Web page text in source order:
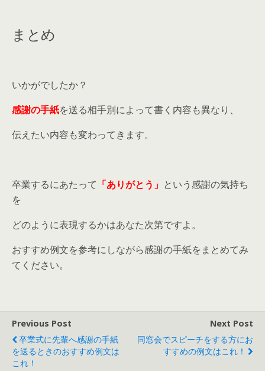
まとめ
いかがでしたか？
感謝の手紙を送る相手別によって書く内容も異なり、
伝えたい内容も変わってきます。
卒業するにあたって 「ありがとう」 という感謝の気持ち
を
どのように表現するかはあなた次第ですよ。
おすすめ例文を参考にしながら感謝の手紙をまとめてみ
てください。
Previous Post
卒業式に先輩へ感謝の手紙
を送るときのおすすめ例文は
これ！
Next Post
同窓会でスピーチをする方にお
すすめの例文はこれ！